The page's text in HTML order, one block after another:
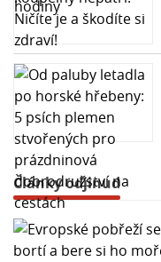
Články odjinud